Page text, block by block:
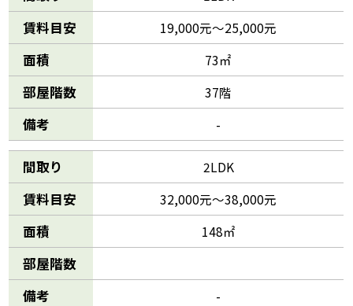
賃料目安 19,000元～25,000元
面積 73㎡
部屋階数 37階
備考 -
間取り 2LDK
賃料目安 32,000元～38,000元
面積 148㎡
部屋階数
備考
-